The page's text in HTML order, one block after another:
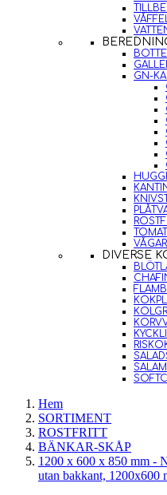
GN-
VÅGAR
DIVERSE
Hem
SORTIMENT
ROSTFRITT
BÄNKAR-SKÅP
1200 x 600 x 850 mm -
utan bakkant, 1200x600